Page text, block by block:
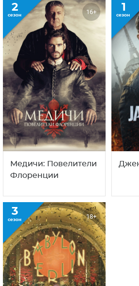
2
сезон 16+
Медичи: Повелители
Флоренции
1
сезон
3
сезон 18+